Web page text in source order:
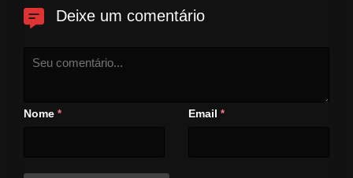
Deixe um comentário
Nome * Email *